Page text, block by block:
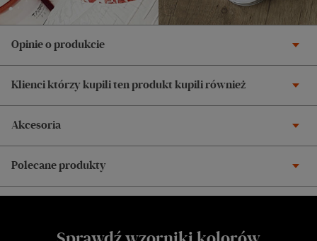
Opinie o produkcie
Klienci którzy kupili ten produkt kupili również
Akcesoria
Polecane produkty